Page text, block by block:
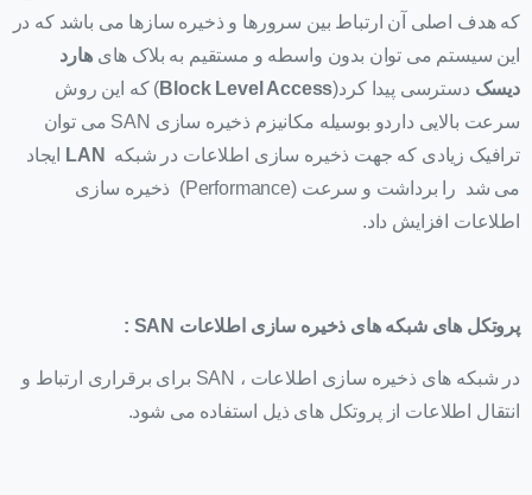
که هدف اصلی آن ارتباط بین سرورها و ذخیره سازها می باشد که در
این سیستم می توان بدون واسطه و مستقیم به بلاک هایهارد
دیسک دسترسی پیدا کرد(Block Level Access) که این روش
سرعت بالایی داردو بوسیله مکانیزم ذخیره سازی SAN می توان
ترافیک زیادی که جهت ذخیره سازی اطلاعات در شبکه
LAN
ایجاد
می شد را برداشت و سرعت (Performance) ذخیره سازی
اطلاعات افزایش داد.
پروتکل های شبکه های ذخیره سازی اطلاعات SAN
:
در شبکه های ذخیره سازی اطلاعات ، SAN برای برقراری ارتباط و
انتقال اطلاعات از پروتکل های ذیل استفاده می شود.